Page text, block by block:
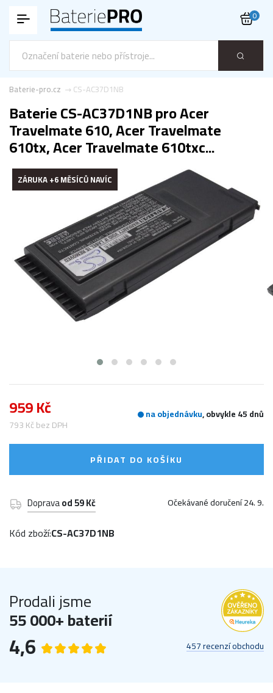
0
CS-AC37D1NB
Baterie-pro.cz
Baterie CS-AC37D1NB pro Acer
Travelmate 610, Acer Travelmate
610tx, Acer Travelmate 610txc...
ZÁRUKA +6 MĚSÍCŮ NAVÍC
959 Kč
793 Kč bez DPH
na objednávku, obvykle 45 dnů
PŘIDAT DO KOŠÍKU
Dopravaod 59 Kč Očekávané doručení 24. 9.
Kód zboží:CS-AC37D1NB
Prodali jsme
55 000+ baterií
4,6 457 recenzí obchodu